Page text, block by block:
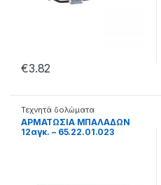
€3.82
Τεχνητά δολώματα
ΑΡΜΑΤΩΣΙΑ ΜΠΑΛΑΔΩΝ
12αγκ. – 65.22.01.023